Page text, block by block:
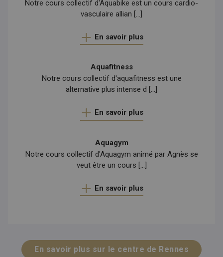
Notre cours collectif d'Aquabike est un cours cardio-
vasculaire allian [...]
En savoir plus
Aquafitness
Notre cours collectif d'aquafitness est une
alternative plus intense d [...]
En savoir plus
Aquagym
Notre cours collectif d'Aquagym animé par Agnès se
veut être un cours [...]
En savoir plus
En savoir plus sur le centre de Rennes